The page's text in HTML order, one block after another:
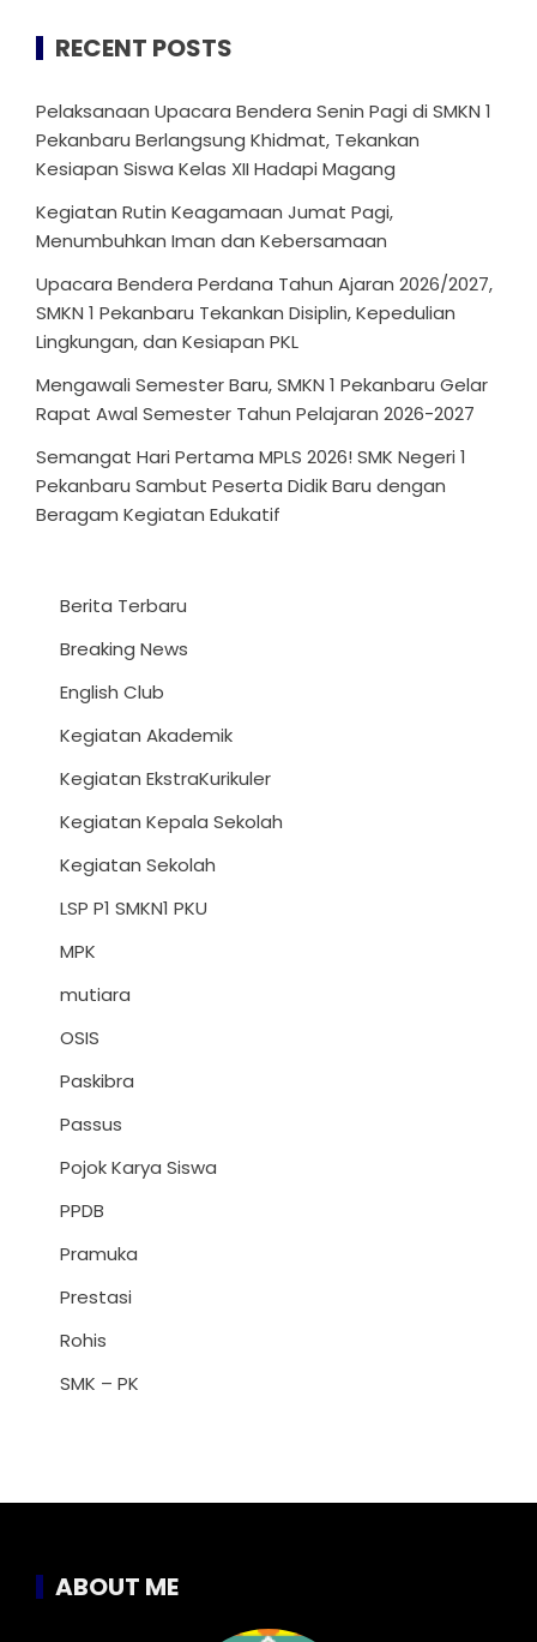
RECENT POSTS
Pelaksanaan Upacara Bendera Senin Pagi di SMKN 1
Pekanbaru Berlangsung Khidmat, Tekankan
Kesiapan Siswa Kelas XII Hadapi Magang
Kegiatan Rutin Keagamaan Jumat Pagi,
Menumbuhkan Iman dan Kebersamaan
Upacara Bendera Perdana Tahun Ajaran 2026/2027,
SMKN 1 Pekanbaru Tekankan Disiplin, Kepedulian
Lingkungan, dan Kesiapan PKL
Mengawali Semester Baru, SMKN 1 Pekanbaru Gelar
Rapat Awal Semester Tahun Pelajaran 2026-2027
Semangat Hari Pertama MPLS 2026! SMK Negeri 1
Pekanbaru Sambut Peserta Didik Baru dengan
Beragam Kegiatan Edukatif
Berita Terbaru
Breaking News
English Club
Kegiatan Akademik
Kegiatan EkstraKurikuler
Kegiatan Kepala Sekolah
Kegiatan Sekolah
LSP P1 SMKN1 PKU
MPK
mutiara
OSIS
Paskibra
Passus
Pojok Karya Siswa
PPDB
Pramuka
Prestasi
Rohis
SMK – PK
ABOUT ME